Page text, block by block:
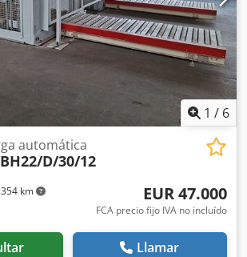
1 / 6
km
automática
D/30/12
EUR 47.000
FCA precio fijo IVA no incluído
Llamar